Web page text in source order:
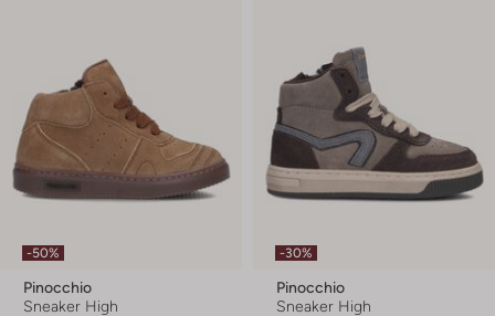
-50%
Pinocchio
Sneaker High
-30%
Pinocchio
Sneaker High